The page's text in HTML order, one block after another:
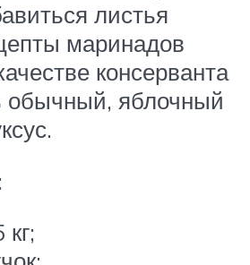
листья
маринадов
консерванта
обычный, яблочный